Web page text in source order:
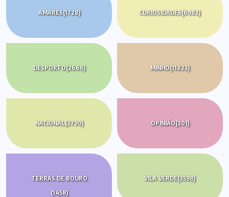
AMARES(1728) CURIOSIDADES(6982)
DESPORTO(2666) MINHO(11823)
NACIONAL(3790) OPINIÃO(301)
TERRAS DE BOURO
(1458)
VILA VERDE(3598)